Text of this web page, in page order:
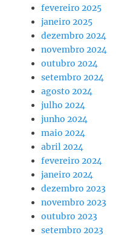
fevereiro 2025
janeiro 2025
dezembro 2024
novembro 2024
outubro 2024
setembro 2024
agosto 2024
julho 2024
junho 2024
maio 2024
abril 2024
fevereiro 2024
janeiro 2024
dezembro 2023
novembro 2023
outubro 2023
setembro 2023